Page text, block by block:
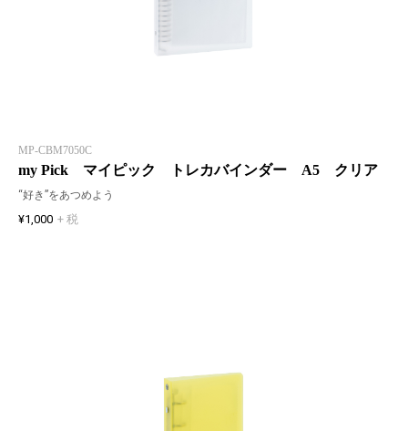
MP-CBM7050C
my Pick マイピック トレカバインダー A5 クリア
“好き”をあつめよう
¥1,000 + 税